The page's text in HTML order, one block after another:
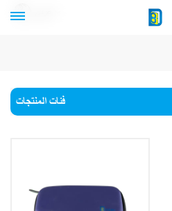
فئات المنتجات